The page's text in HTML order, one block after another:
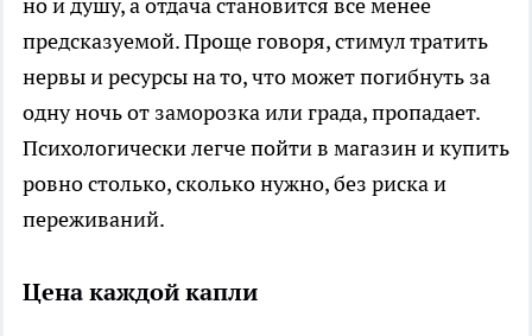
предсказуемой. Проще говоря, стимул тратить
нервы и ресурсы на то, что может погибнуть за
одну ночь от заморозка или града, пропадает.
Психологически легче пойти в магазин и купить
ровно столько, сколько нужно, без риска и
переживаний.
Цена каждой капли